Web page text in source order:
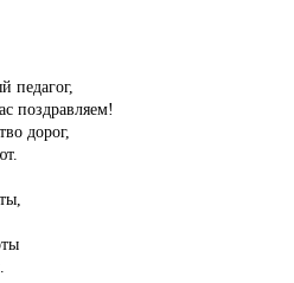
педагог,
поздравляем!
дорог,